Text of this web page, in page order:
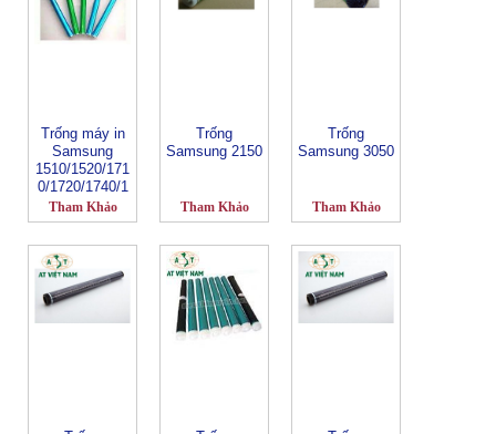
Trống máy in
Samsung
1510/1520/171
0/1720/1740/1
745/1750
Tham Khảo
Trống
Samsung 2150
Tham Khảo
Trống
Samsung 3050
Tham Khảo